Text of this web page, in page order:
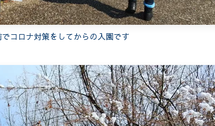
コロナ対策をしてからの入園です